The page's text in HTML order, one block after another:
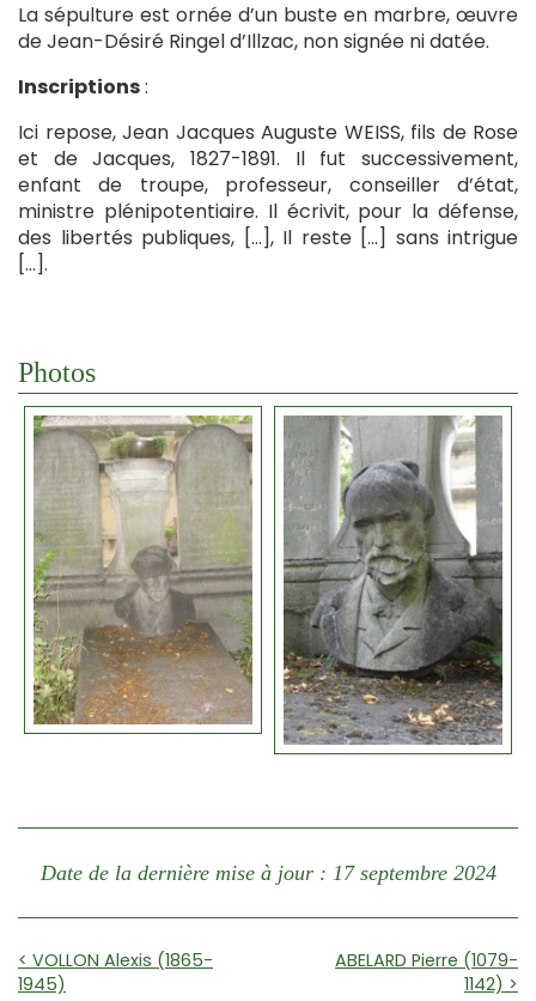
La sépulture est ornée d’un buste en marbre, œuvre
de Jean-Désiré Ringel d’Illzac, non signée ni datée.
Inscriptions:
Ici repose, Jean Jacques Auguste WEISS, fils de Rose
et de Jacques, 1827-1891. Il fut successivement,
enfant de troupe, professeur, conseiller d’état,
ministre plénipotentiaire. Il écrivit, pour la défense,
des libertés publiques, […], Il reste […] sans intrigue
[…].
Photos
Date de la dernière mise à jour : 17 septembre 2024
< VOLLON Alexis (1865-
1945)
ABELARD Pierre (1079-
1142) >